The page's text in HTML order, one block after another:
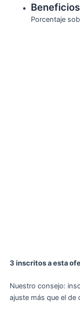
Porcentaje
3 inscritos a esta
Nuestro consejo:
ajuste más que el de